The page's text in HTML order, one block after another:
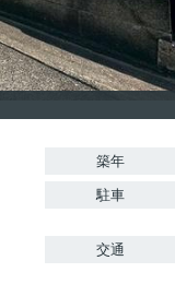
築年
駐車
交通